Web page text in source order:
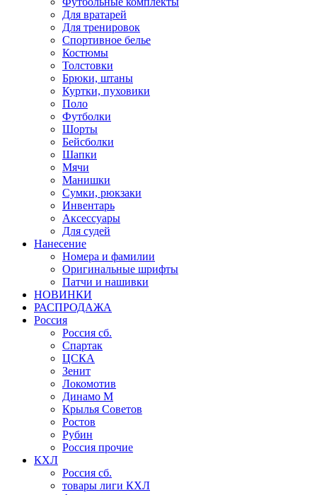
Для вратарей
Для тренировок
Спортивное белье
Костюмы
Толстовки
Брюки, штаны
Куртки, пуховики
Поло
Футболки
Шорты
Бейсболки
Шапки
Мячи
Манишки
Сумки, рюкзаки
Инвентарь
Аксессуары
Для судей
Нанесение
Номера и фамилии
Оригинальные шрифты
Патчи и нашивки
НОВИНКИ
РАСПРОДАЖА
Россия
Россия сб.
Спартак
ЦСКА
Зенит
Локомотив
Динамо М
Крылья Советов
Ростов
Рубин
Россия прочие
КХЛ
Россия сб.
товары лиги КХЛ